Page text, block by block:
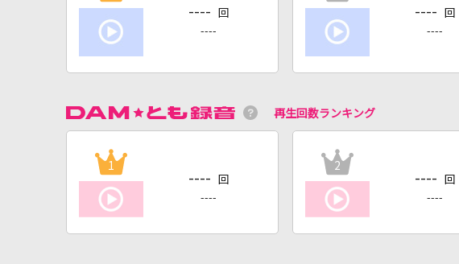
---- 回
----
---- 回
----
再生回数ランキング
1
---- 回
----
2
---- 回
----